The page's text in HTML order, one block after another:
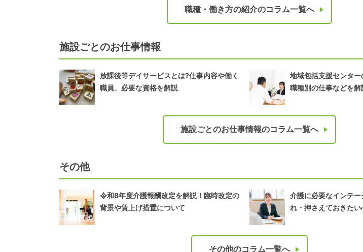
職種・働き方の紹介のコラム一覧へ
施設ごとのお仕事情報
放課後等デイサービスとは?仕事内容や働く
職員、必要な資格を解説
地域包括支援センタ
職種別の仕事などを解
施設ごとのお仕事情報のコラム一覧へ
その他
令和8年度介護報酬改定を解説！臨時改定の
背景や賃上げ措置について
介護に必要なインテ
れ・押さえておきた
その他のコラム一覧へ